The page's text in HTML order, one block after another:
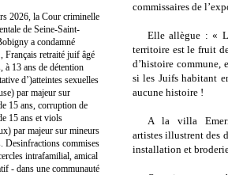
commissaires de
Elle allègue : «
territoire est le fruit
d’histoire commune,
si les Juifs habitant
aucune histoire !
A la villa
artistes illustrent des
installation et
2026, la Cour criminelle
de Seine-Saint-
a condamné
Français retraité juif âgé
à 13 ans de détention
d’)atteintes sexuelles
par majeur sur
15 ans, corruption de
15 ans et viols
par majeur sur mineurs
Desinfractions commises
intrafamilial, amical
- dans une communauté